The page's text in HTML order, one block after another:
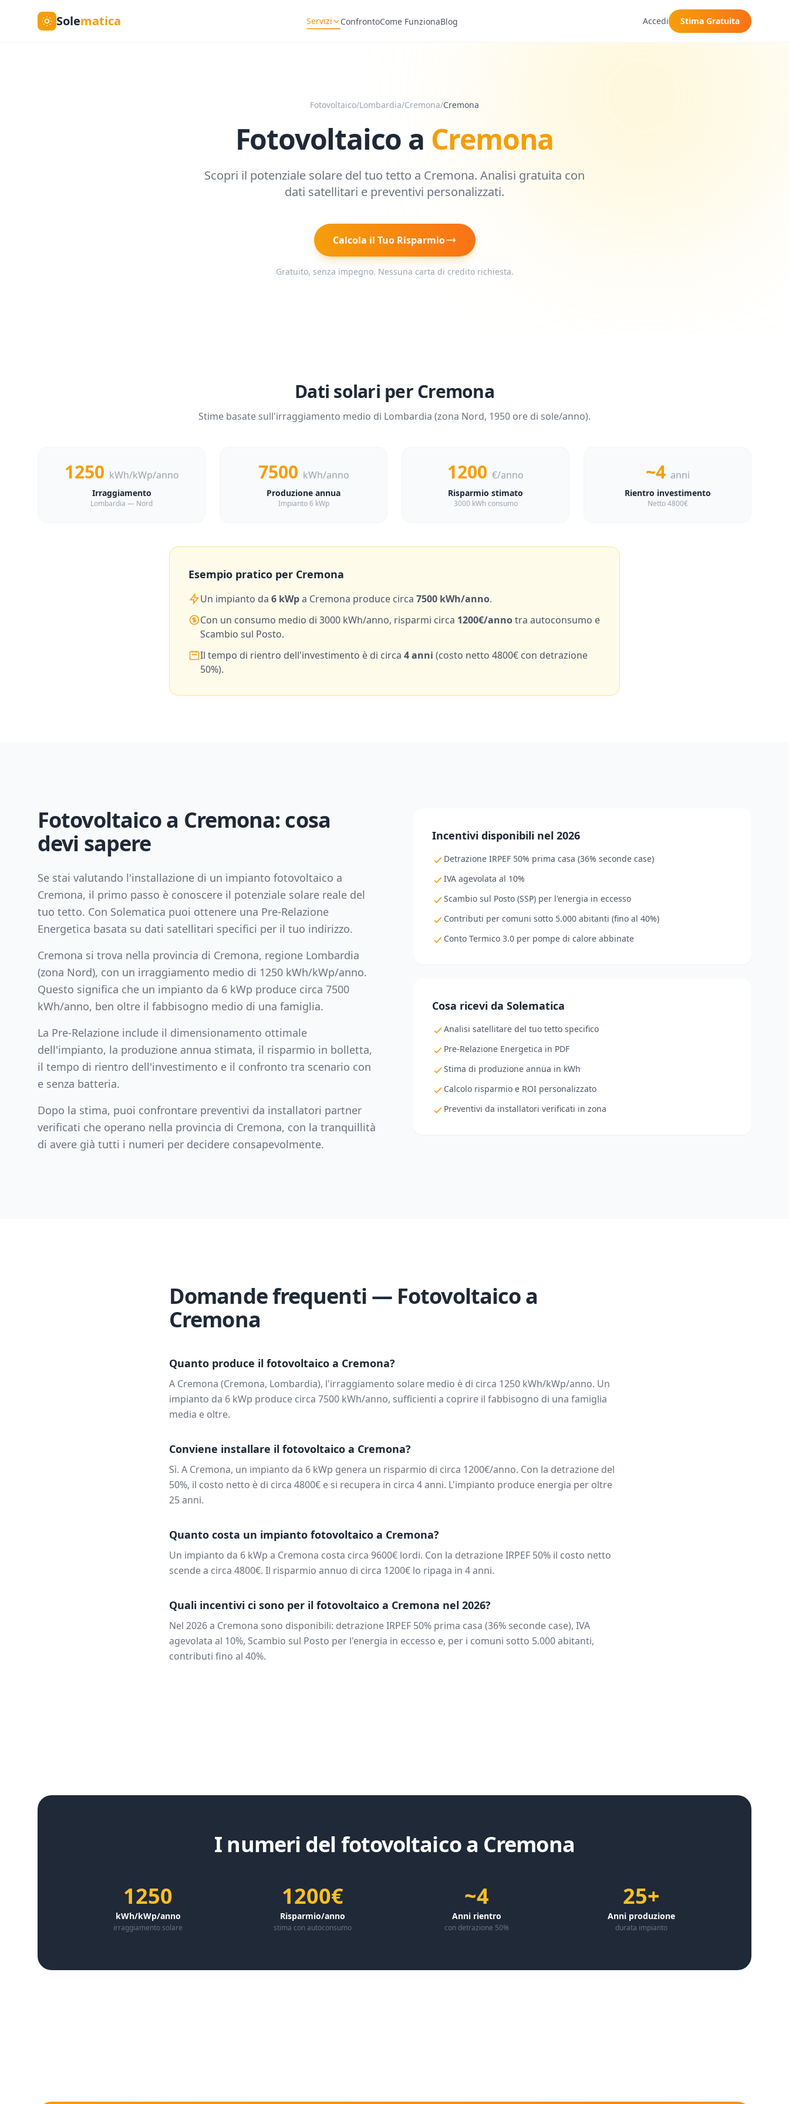
Solematica Servizi ConfrontoCome FunzionaBlog Accedi Stima Gratuita
Fotovoltaico/Lombardia/Cremona/Cremona
Fotovoltaico a Cremona
Scopri il potenziale solare del tuo tetto a Cremona. Analisi gratuita con
dati satellitari e preventivi personalizzati.
Calcola il Tuo Risparmio
Gratuito, senza impegno. Nessuna carta di credito richiesta.
Dati solari perCremona
Stime basate sull'irraggiamento medio di Lombardia (zona Nord, 1950 ore di sole/anno).
1250 kWh/kWp/anno
Irraggiamento
Lombardia — Nord
7500 kWh/anno
Produzione annua
Impianto 6 kWp
1200 €/anno
Risparmio stimato
3000 kWh consumo
~4 anni
Rientro investimento
Netto 4800€
Esempio pratico per Cremona
Un impianto da 6 kWpa Cremona produce circa 7500 kWh/anno.
Con un consumo medio di 3000 kWh/anno, risparmi circa 1200€/annotra autoconsumo e
Scambio sul Posto.
Il tempo di rientro dell'investimento è di circa 4anni (costo netto 4800€ con detrazione
50%).
Fotovoltaico a Cremona: cosa
devi sapere
Se stai valutando l'installazione di un impianto fotovoltaico a
Cremona, il primo passo è conoscere il potenziale solare reale del
tuo tetto. Con Solematica puoi ottenere una Pre-Relazione
Energetica basata su dati satellitari specifici per il tuo indirizzo.
Cremona si trova nella provincia di Cremona, regione Lombardia
(zona Nord), con un irraggiamento medio di 1250 kWh/kWp/anno.
Questo significa che un impianto da 6 kWp produce circa 7500
kWh/anno, ben oltre il fabbisogno medio di una famiglia.
La Pre-Relazione include il dimensionamento ottimale
dell'impianto, la produzione annua stimata, il risparmio in bolletta,
il tempo di rientro dell'investimento e il confronto tra scenario con
e senza batteria.
Dopo la stima, puoi confrontare preventivi da installatori partner
verificati che operano nella provincia di Cremona, con la tranquillità
di avere già tutti i numeri per decidere consapevolmente.
Incentivi disponibili nel 2026
Detrazione IRPEF 50% prima casa (36% seconde case)
IVA agevolata al 10%
Scambio sul Posto (SSP) per l'energia in eccesso
Contributi per comuni sotto 5.000 abitanti (fino al 40%)
Conto Termico 3.0 per pompe di calore abbinate
Cosa ricevi da Solematica
Analisi satellitare del tuo tetto specifico
Pre-Relazione Energetica in PDF
Stima di produzione annua in kWh
Calcolo risparmio e ROI personalizzato
Preventivi da installatori verificati in zona
Domande frequenti — Fotovoltaico a
Cremona
Quanto produce il fotovoltaico a Cremona?
A Cremona (Cremona, Lombardia), l'irraggiamento solare medio è di circa 1250 kWh/kWp/anno. Un
impianto da 6 kWp produce circa 7500 kWh/anno, sufficienti a coprire il fabbisogno di una famiglia
media e oltre.
Conviene installare il fotovoltaico a Cremona?
Sì. A Cremona, un impianto da 6 kWp genera un risparmio di circa 1200€/anno. Con la detrazione del
50%, il costo netto è di circa 4800€ e si recupera in circa 4anni. L'impianto produce energia per oltre
25 anni.
Quanto costa un impianto fotovoltaico a Cremona?
Un impianto da 6 kWp a Cremona costa circa 9600€ lordi. Con la detrazione IRPEF 50% il costo netto
scende a circa 4800€. Il risparmio annuo di circa 1200€ lo ripaga in 4anni.
Quali incentivi ci sono per il fotovoltaico a Cremona nel 2026?
Nel 2026 a Cremona sono disponibili: detrazione IRPEF 50% prima casa (36% seconde case), IVA
agevolata al 10%, Scambio sul Posto per l'energia in eccesso e, per i comuni sotto 5.000 abitanti,
contributi fino al 40%.
I numeri del fotovoltaico a Cremona
1250
kWh/kWp/anno
irraggiamento solare
1200€
Risparmio/anno
stima con autoconsumo
~4
Anni rientro
con detrazione 50%
25+
Anni produzione
durata impianto